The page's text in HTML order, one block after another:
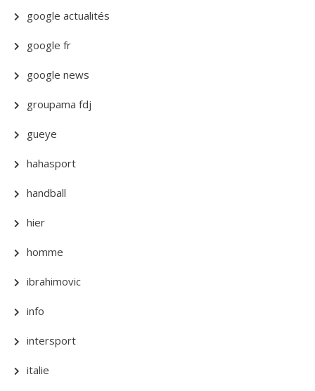
google actualités
google fr
google news
groupama fdj
gueye
hahasport
handball
hier
homme
ibrahimovic
info
intersport
italie